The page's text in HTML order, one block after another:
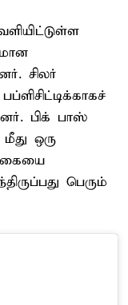
சிலர்
பிக் பாஸ்
ஒரு
பெரும்